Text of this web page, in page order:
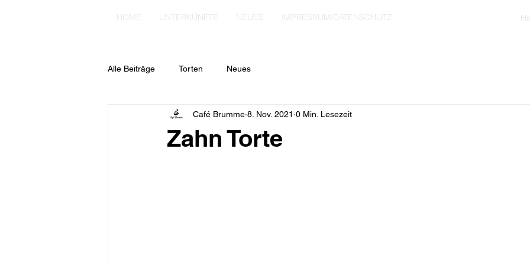
HOME UNTERKÜNFTE NEUES IMPRESSUM/DATENSCHUTZ
Alle Beiträge Torten Neues
Zahn Torte
Café Brumme 8. Nov. 2021 0 Min. Lesezeit